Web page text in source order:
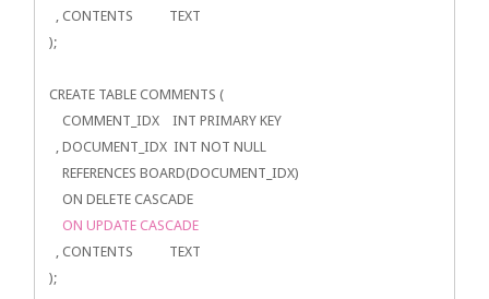
, CONTENTS TEXT
);
CREATE TABLE COMMENTS (
COMMENT_IDX INT PRIMARY KEY
, DOCUMENT_IDX INT NOT NULL
REFERENCES BOARD(DOCUMENT_IDX)
ON DELETE CASCADE
ON UPDATE CASCADE
, CONTENTS TEXT
);